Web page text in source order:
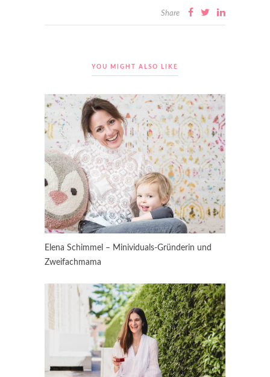
Share
YOU MIGHT ALSO LIKE
Elena Schimmel – Minividuals-Gründerin und
Zweifachmama